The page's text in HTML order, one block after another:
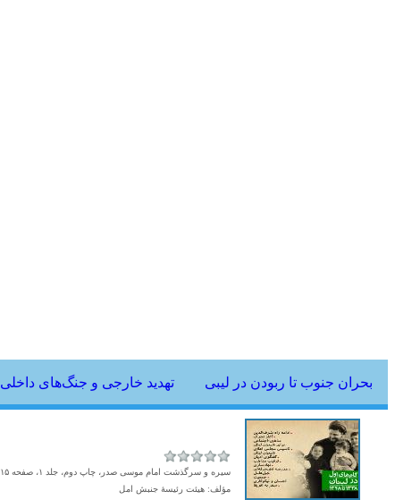
تهدید خارجی و جنگ‌های داخلی بحران جنوب تا ربودن در لیبی
سیره و سرگذشت امام موسی صدر، چاپ دوم، جلد ۱، صفحه ۲۱۵-۲۱۷
مؤلف: هیئت رئیسۀ جنبش امل